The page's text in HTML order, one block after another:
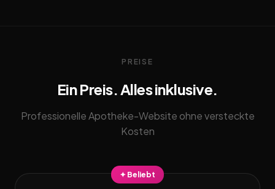
PREISE
Ein Preis. Alles inklusive.
Professionelle Apotheke-Website ohne versteckte
Kosten
✦ Beliebt